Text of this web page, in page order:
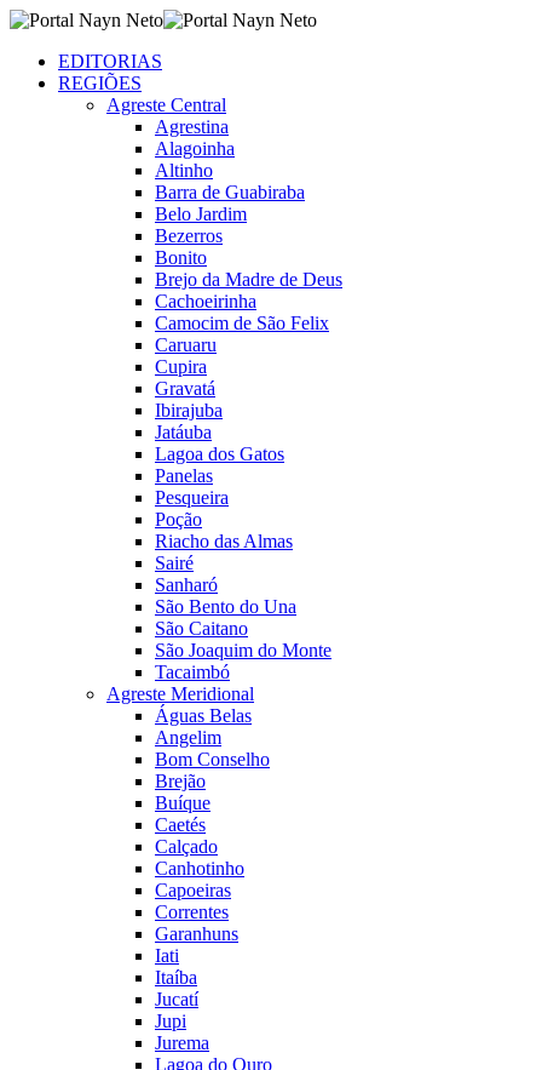
EDITORIAS
REGIÕES
Agreste Central
Agrestina
Alagoinha
Altinho
Barra de Guabiraba
Belo Jardim
Bezerros
Bonito
Brejo da Madre de Deus
Cachoeirinha
Camocim de São Felix
Caruaru
Cupira
Gravatá
Ibirajuba
Jatáuba
Lagoa dos Gatos
Panelas
Pesqueira
Poção
Riacho das Almas
Sairé
Sanharó
São Bento do Una
São Caitano
São Joaquim do Monte
Tacaimbó
Agreste Meridional
Águas Belas
Angelim
Bom Conselho
Brejão
Buíque
Caetés
Calçado
Canhotinho
Capoeiras
Correntes
Garanhuns
Iati
Itaíba
Jucatí
Jupi
Jurema
Lagoa do Ouro